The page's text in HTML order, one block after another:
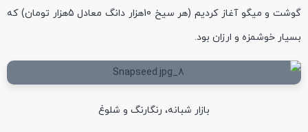
گوشت و میگو آغاز کردیم (هر سیخ 10هزار دانگ معادل 5هزار تومان) که
بسیار خوشمزه و ارزان بود.
بازار شبانه، رنگارنگ و شلوغ